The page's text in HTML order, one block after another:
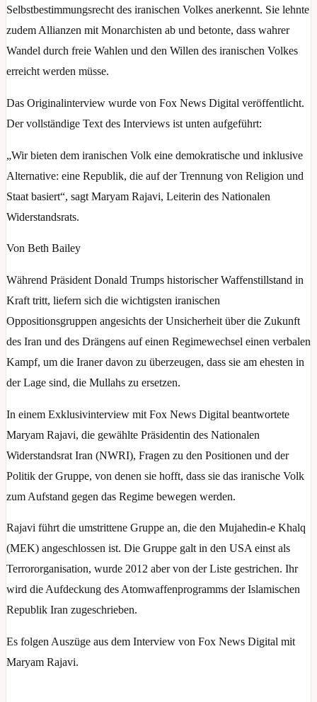
Selbstbestimmungsrecht des iranischen Volkes anerkennt. Sie lehnte
zudem Allianzen mit Monarchisten ab und betonte, dass wahrer
Wandel durch freie Wahlen und den Willen des iranischen Volkes
erreicht werden müsse.
Das Originalinterview wurde von Fox News Digital veröffentlicht.
Der vollständige Text des Interviews ist unten aufgeführt:
„Wir bieten dem iranischen Volk eine demokratische und inklusive
Alternative: eine Republik, die auf der Trennung von Religion und
Staat basiert“, sagt Maryam Rajavi, Leiterin des Nationalen
Widerstandsrats.
Von Beth Bailey
Während Präsident Donald Trumps historischer Waffenstillstand in
Kraft tritt, liefern sich die wichtigsten iranischen
Oppositionsgruppen angesichts der Unsicherheit über die Zukunft
des Iran und des Drängens auf einen Regimewechsel einen verbalen
Kampf, um die Iraner davon zu überzeugen, dass sie am ehesten in
der Lage sind, die Mullahs zu ersetzen.
In einem Exklusivinterview mit Fox News Digital beantwortete
Maryam Rajavi, die gewählte Präsidentin des Nationalen
Widerstandsrat Iran (NWRI), Fragen zu den Positionen und der
Politik der Gruppe, von denen sie hofft, dass sie das iranische Volk
zum Aufstand gegen das Regime bewegen werden.
Rajavi führt die umstrittene Gruppe an, die den Mujahedin-e Khalq
(MEK) angeschlossen ist. Die Gruppe galt in den USA einst als
Terrororganisation, wurde 2012 aber von der Liste gestrichen. Ihr
wird die Aufdeckung des Atomwaffenprogramms der Islamischen
Republik Iran zugeschrieben.
Es folgen Auszüge aus dem Interview von Fox News Digital mit
Maryam Rajavi.